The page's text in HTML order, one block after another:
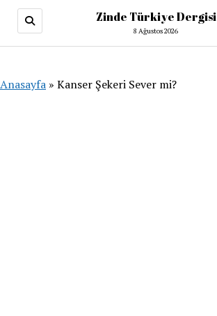
Zinde Türkiye Dergisi
8 Ağustos 2026
Anasayfa » Kanser Şekeri Sever mi?